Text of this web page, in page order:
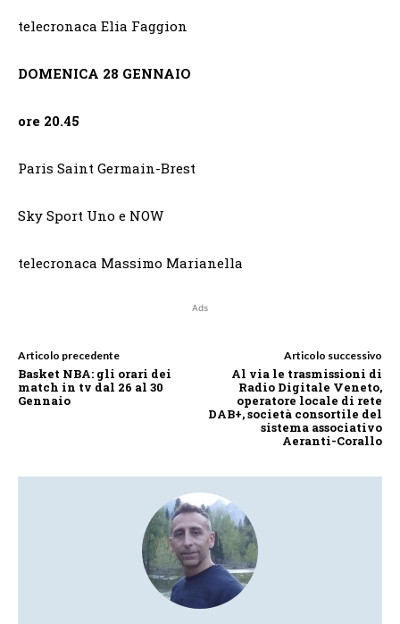
telecronaca Elia Faggion
DOMENICA 28 GENNAIO
ore 20.45
Paris Saint Germain-Brest
Sky Sport Uno e NOW
telecronaca Massimo Marianella
Ads
Articolo precedente
Basket NBA: gli orari dei
match in tv dal 26 al 30
Gennaio
Articolo successivo
Al via le trasmissioni di
Radio Digitale Veneto,
operatore locale di rete
DAB+, società consortile del
sistema associativo
Aeranti-Corallo